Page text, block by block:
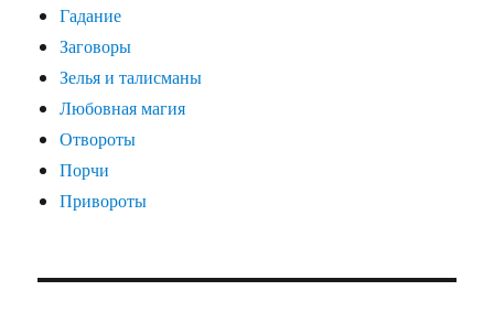
Гадание
Заговоры
Зелья и талисманы
Любовная магия
Отвороты
Порчи
Привороты